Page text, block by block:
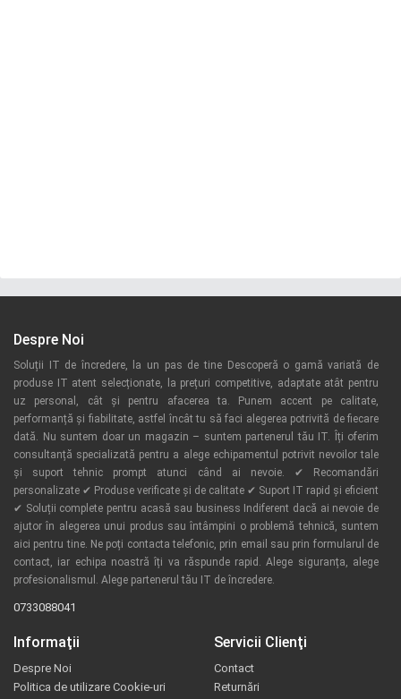
Despre Noi
Soluții IT de încredere, la un pas de tine Descoperă o gamă variată de
produse IT atent selecționate, la prețuri competitive, adaptate atât pentru
uz personal, cât și pentru afacerea ta. Punem accent pe calitate,
performanță și fiabilitate, astfel încât tu să faci alegerea potrivită de fiecare
dată. Nu suntem doar un magazin – suntem partenerul tău IT. Îți oferim
consultanță specializată pentru a alege echipamentul potrivit nevoilor tale
și suport tehnic prompt atunci când ai nevoie. ✔ Recomandări
personalizate ✔ Produse verificate și de calitate ✔ Suport IT rapid și eficient
✔ Soluții complete pentru acasă sau business Indiferent dacă ai nevoie de
ajutor în alegerea unui produs sau întâmpini o problemă tehnică, suntem
aici pentru tine. Ne poți contacta telefonic, prin email sau prin formularul de
contact, iar echipa noastră îți va răspunde rapid. Alege siguranța, alege
profesionalismul. Alege partenerul tău IT de încredere.
0733088041
Informaţii
Despre Noi
Politica de utilizare Cookie-uri
Servicii Clienţi
Contact
Returnări